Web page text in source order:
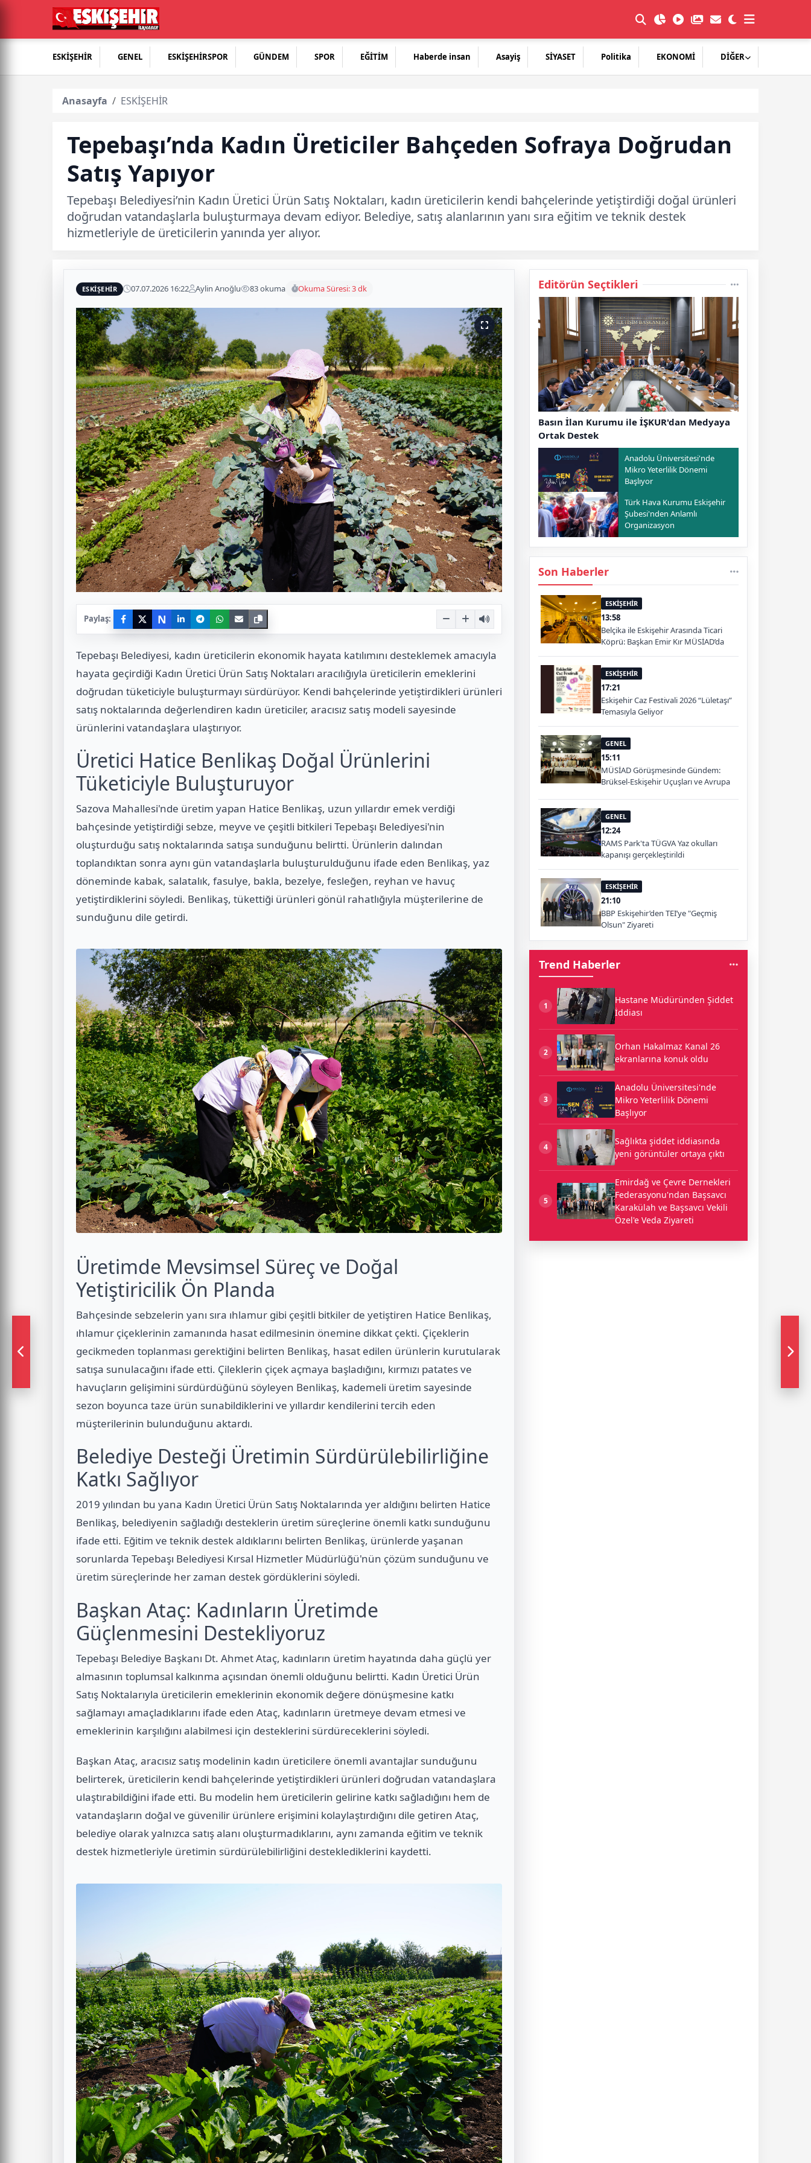
ESKİŞEHİR GENEL ESKİŞEHİRSPOR GÜNDEM SPOR EĞİTİM Haberde insan Asayiş SİYASET Politika EKONOMİ DİĞER
Anasayfa ESKİŞEHİR
Tepebaşı’nda Kadın Üreticiler Bahçeden Sofraya Doğrudan
Satış Yapıyor
Tepebaşı Belediyesi’nin Kadın Üretici Ürün Satış Noktaları, kadın üreticilerin kendi bahçelerinde yetiştirdiği doğal ürünleri
doğrudan vatandaşlarla buluşturmaya devam ediyor. Belediye, satış alanlarının yanı sıra eğitim ve teknik destek
hizmetleriyle de üreticilerin yanında yer alıyor.
ESKİŞEHİR 07.07.2026 16:22 Aylin Arıoğlu 83 okuma Okuma Süresi: 3 dk
Paylaş: N
Tepebaşı Belediyesi, kadın üreticilerin ekonomik hayata katılımını desteklemek amacıyla
hayata geçirdiği Kadın Üretici Ürün Satış Noktaları aracılığıyla üreticilerin emeklerini
doğrudan tüketiciyle buluşturmayı sürdürüyor. Kendi bahçelerinde yetiştirdikleri ürünleri
satış noktalarında değerlendiren kadın üreticiler, aracısız satış modeli sayesinde
ürünlerini vatandaşlara ulaştırıyor.
Üretici Hatice Benlikaş Doğal Ürünlerini
Tüketiciyle Buluşturuyor
Sazova Mahallesi'nde üretim yapan Hatice Benlikaş, uzun yıllardır emek verdiği
bahçesinde yetiştirdiği sebze, meyve ve çeşitli bitkileri Tepebaşı Belediyesi'nin
oluşturduğu satış noktalarında satışa sunduğunu belirtti. Ürünlerin dalından
toplandıktan sonra aynı gün vatandaşlarla buluşturulduğunu ifade eden Benlikaş, yaz
döneminde kabak, salatalık, fasulye, bakla, bezelye, fesleğen, reyhan ve havuç
yetiştirdiklerini söyledi. Benlikaş, tükettiği ürünleri gönül rahatlığıyla müşterilerine de
sunduğunu dile getirdi.
Üretimde Mevsimsel Süreç ve Doğal
Yetiştiricilik Ön Planda
Bahçesinde sebzelerin yanı sıra ıhlamur gibi çeşitli bitkiler de yetiştiren Hatice Benlikaş,
ıhlamur çiçeklerinin zamanında hasat edilmesinin önemine dikkat çekti. Çiçeklerin
gecikmeden toplanması gerektiğini belirten Benlikaş, hasat edilen ürünlerin kurutularak
satışa sunulacağını ifade etti. Çileklerin çiçek açmaya başladığını, kırmızı patates ve
havuçların gelişimini sürdürdüğünü söyleyen Benlikaş, kademeli üretim sayesinde
sezon boyunca taze ürün sunabildiklerini ve yıllardır kendilerini tercih eden
müşterilerinin bulunduğunu aktardı.
Belediye Desteği Üretimin Sürdürülebilirliğine
Katkı Sağlıyor
2019 yılından bu yana Kadın Üretici Ürün Satış Noktalarında yer aldığını belirten Hatice
Benlikaş, belediyenin sağladığı desteklerin üretim süreçlerine önemli katkı sunduğunu
ifade etti. Eğitim ve teknik destek aldıklarını belirten Benlikaş, ürünlerde yaşanan
sorunlarda Tepebaşı Belediyesi Kırsal Hizmetler Müdürlüğü'nün çözüm sunduğunu ve
üretim süreçlerinde her zaman destek gördüklerini söyledi.
Başkan Ataç: Kadınların Üretimde
Güçlenmesini Destekliyoruz
Tepebaşı Belediye Başkanı Dt. Ahmet Ataç, kadınların üretim hayatında daha güçlü yer
almasının toplumsal kalkınma açısından önemli olduğunu belirtti. Kadın Üretici Ürün
Satış Noktalarıyla üreticilerin emeklerinin ekonomik değere dönüşmesine katkı
sağlamayı amaçladıklarını ifade eden Ataç, kadınların üretmeye devam etmesi ve
emeklerinin karşılığını alabilmesi için desteklerini sürdüreceklerini söyledi.
Başkan Ataç, aracısız satış modelinin kadın üreticilere önemli avantajlar sunduğunu
belirterek, üreticilerin kendi bahçelerinde yetiştirdikleri ürünleri doğrudan vatandaşlara
ulaştırabildiğini ifade etti. Bu modelin hem üreticilerin gelirine katkı sağladığını hem de
vatandaşların doğal ve güvenilir ürünlere erişimini kolaylaştırdığını dile getiren Ataç,
belediye olarak yalnızca satış alanı oluşturmadıklarını, aynı zamanda eğitim ve teknik
destek hizmetleriyle üretimin sürdürülebilirliğini desteklediklerini kaydetti.
Editörün Seçtikleri
Basın İlan Kurumu ile İŞKUR'dan Medyaya
Ortak Destek
Anadolu Üniversitesi'nde
Mikro Yeterlilik Dönemi
Başlıyor
Türk Hava Kurumu Eskişehir
Şubesi'nden Anlamlı
Organizasyon
Son Haberler
ESKİŞEHİR
13:58
Belçika ile Eskişehir Arasında Ticari
Köprü: Başkan Emir Kır MÜSİAD’da
ESKİŞEHİR
17:21
Eskişehir Caz Festivali 2026 “Lületaşı”
Temasıyla Geliyor
GENEL
15:11
MÜSİAD Görüşmesinde Gündem:
Brüksel-Eskişehir Uçuşları ve Avrupa
GENEL
12:24
RAMS Park'ta TÜGVA Yaz okulları
kapanışı gerçekleştirildi
ESKİŞEHİR
21:10
BBP Eskişehir’den TEI’ye "Geçmiş
Olsun" Ziyareti
Trend Haberler
1
Hastane Müdüründen Şiddet
İddiası
2
Orhan Hakalmaz Kanal 26
ekranlarına konuk oldu
3
Anadolu Üniversitesi'nde
Mikro Yeterlilik Dönemi
Başlıyor
4
Sağlıkta şiddet iddiasında
yeni görüntüler ortaya çıktı
5
Emirdağ ve Çevre Dernekleri
Federasyonu'ndan Başsavcı
Karakülah ve Başsavcı Vekili
Özel'e Veda Ziyareti